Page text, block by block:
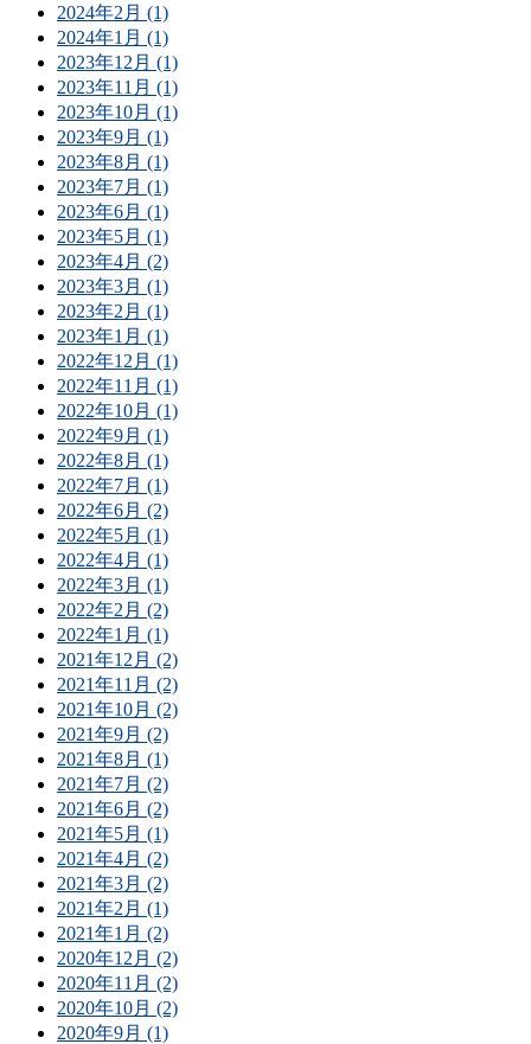
2024年2月 (1)
2024年1月 (1)
2023年12月 (1)
2023年11月 (1)
2023年10月 (1)
2023年9月 (1)
2023年8月 (1)
2023年7月 (1)
2023年6月 (1)
2023年5月 (1)
2023年4月 (2)
2023年3月 (1)
2023年2月 (1)
2023年1月 (1)
2022年12月 (1)
2022年11月 (1)
2022年10月 (1)
2022年9月 (1)
2022年8月 (1)
2022年7月 (1)
2022年6月 (2)
2022年5月 (1)
2022年4月 (1)
2022年3月 (1)
2022年2月 (2)
2022年1月 (1)
2021年12月 (2)
2021年11月 (2)
2021年10月 (2)
2021年9月 (2)
2021年8月 (1)
2021年7月 (2)
2021年6月 (2)
2021年5月 (1)
2021年4月 (2)
2021年3月 (2)
2021年2月 (1)
2021年1月 (2)
2020年12月 (2)
2020年11月 (2)
2020年10月 (2)
2020年9月 (1)